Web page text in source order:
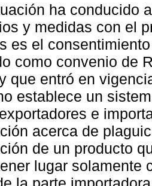
ha conducido
y medidas con el
es el
como convenio de
que entró en
establece un
e
acerca de
de un producto
lugar solamente